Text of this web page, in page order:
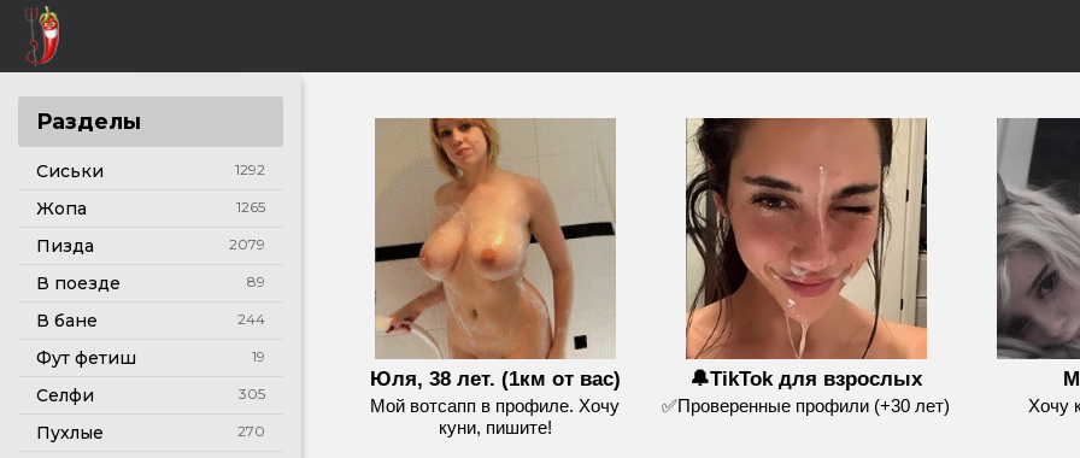
Разделы
Сиськи 1292
Жопа 1265
Пизда 2079
В поезде 89
В бане 244
Фут фетиш 19
Селфи 305
Пухлые 270
Юля, 38 лет. (1км от вас)
Мой вотсапп в профиле. Хочу
куни, пишите!
🔔TikTok для взрослых
✅Проверенные профили (+30 лет) Хочу